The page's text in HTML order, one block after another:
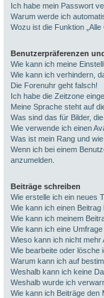
Ich habe mein Passwort
Warum werde ich
Wozu ist die Funktion
Benutzerpräferenzen
Wie kann ich meine
Wie kann ich verhindern,
Die Forenuhr geht falsch!
Ich habe die Zeitzone
Meine Sprache steht auf
Was sind das für Bilder,
Wie verwende ich einen
Was ist mein Rang und
Wenn ich bei einem
anzumelden.
Beiträge schreiben
Wie erstelle ich ein neues
Wie kann ich einen
Wie kann ich meinem
Wie kann ich eine
Wieso kann ich nicht mehr
Wie bearbeite oder lösche
Warum kann ich auf
Weshalb kann ich keine
Weshalb wurde ich
Wie kann ich Beiträge den